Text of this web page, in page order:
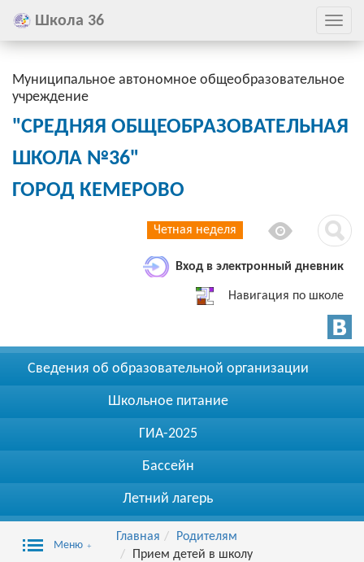
Школа 36
Муниципальное автономное общеобразовательное
учреждение
"СРЕДНЯЯ ОБЩЕОБРАЗОВАТЕЛЬНАЯ
ШКОЛА №36"
ГОРОД КЕМЕРОВО
Четная неделя
Вход в электронный дневник
Навигация по школе
Сведения об образовательной организации
Школьное питание
ГИА-2025
Бассейн
Летний лагерь
Меню
Главная
Родителям
Прием детей в школу